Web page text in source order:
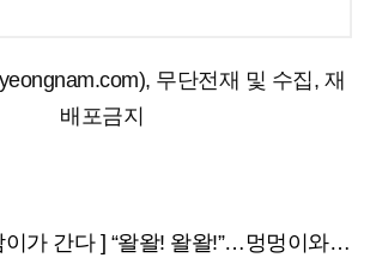
무단전재 및 수집, 재
배포금지
“왈왈! 왈왈!”…멍멍이와 행복 나누는 ‘강아지유치원’ 교사들